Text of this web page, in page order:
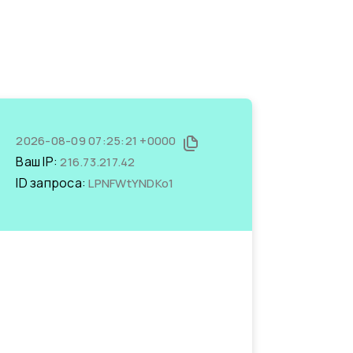
2026-08-09 07:25:21 +0000
Ваш IP:216.73.217.42
ID запроса:LPNFWtYNDKo1